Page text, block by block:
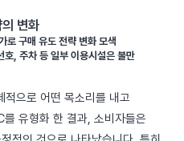
변화
로 구매 유도 전략 변화 모색
, 주차 등 일부 이용시설은 불만
적으로 어떤 목소리를 내고
유형화 한 결과, 소비자들은